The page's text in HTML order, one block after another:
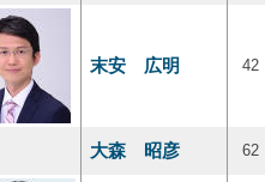
末安 広明 42
大森 昭彦 62